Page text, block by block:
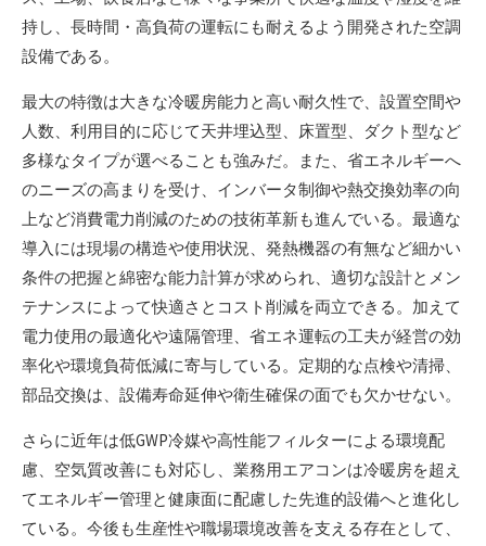
持し、長時間・高負荷の運転にも耐えるよう開発された空調
設備である。
最大の特徴は大きな冷暖房能力と高い耐久性で、設置空間や
人数、利用目的に応じて天井埋込型、床置型、ダクト型など
多様なタイプが選べることも強みだ。また、省エネルギーへ
のニーズの高まりを受け、インバータ制御や熱交換効率の向
上など消費電力削減のための技術革新も進んでいる。最適な
導入には現場の構造や使用状況、発熱機器の有無など細かい
条件の把握と綿密な能力計算が求められ、適切な設計とメン
テナンスによって快適さとコスト削減を両立できる。加えて
電力使用の最適化や遠隔管理、省エネ運転の工夫が経営の効
率化や環境負荷低減に寄与している。定期的な点検や清掃、
部品交換は、設備寿命延伸や衛生確保の面でも欠かせない。
さらに近年は低GWP冷媒や高性能フィルターによる環境配
慮、空気質改善にも対応し、業務用エアコンは冷暖房を超え
てエネルギー管理と健康面に配慮した先進的設備へと進化し
ている。今後も生産性や職場環境改善を支える存在として、